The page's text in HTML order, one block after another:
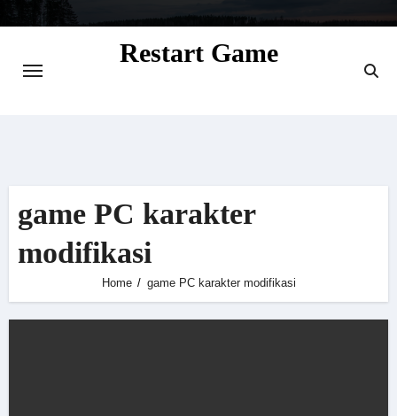
Restart Game
game PC karakter
modifikasi
Home game PC karakter modifikasi